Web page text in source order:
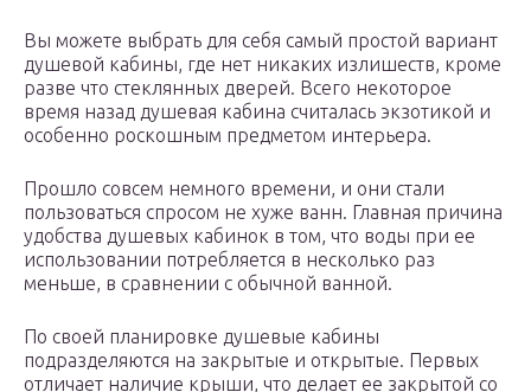
Вы можете выбрать для себя самый простой вариант
душевой кабины, где нет никаких излишеств, кроме
разве что стеклянных дверей. Всего некоторое
время назад душевая кабина считалась экзотикой и
особенно роскошным предметом интерьера.
Прошло совсем немного времени, и они стали
пользоваться спросом не хуже ванн. Главная причина
удобства душевых кабинок в том, что воды при ее
использовании потребляется в несколько раз
меньше, в сравнении с обычной ванной.
По своей планировке душевые кабины
подразделяются на закрытые и открытые. Первых
отличает наличие крыши, что делает ее закрытой со